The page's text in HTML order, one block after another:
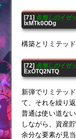
[71] 名無しのイゼ
IxMTk0ODg
構築とリミテッ
[72] 名無しのイゼ
ExOTQ2NTQ
新弾でリミテッ
て、それを繰り
普通は使い道な
しながら、資産
余分な要素が見